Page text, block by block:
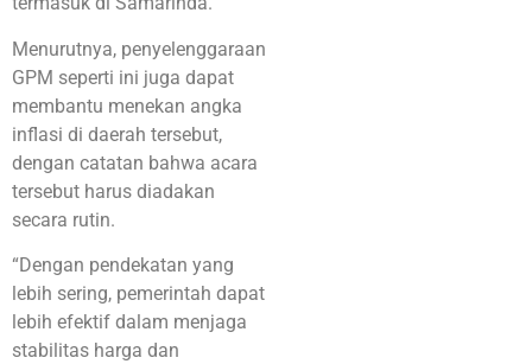
Menurutnya, penyelenggaraan
GPM seperti ini juga dapat
membantu menekan angka
inflasi di daerah tersebut,
dengan catatan bahwa acara
tersebut harus diadakan
secara rutin.
“Dengan pendekatan yang
lebih sering, pemerintah dapat
lebih efektif dalam menjaga
stabilitas harga dan